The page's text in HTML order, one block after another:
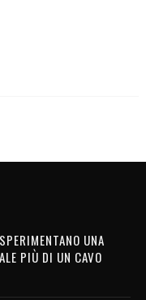
UNA
PIÙ DI UN CAVO